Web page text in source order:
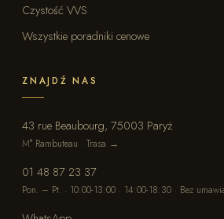
Czystość VVS
Wszystkie poradniki cenowe
ZNAJDŹ NAS
43 rue Beaubourg, 75003 Paryż
M° Rambuteau · Trasa →
01 48 87 23 37
Pon. – Pt. · 10:00-13:00 · 14:00-18:30 · Bez